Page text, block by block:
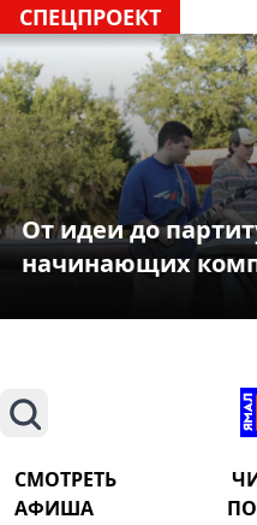
СПЕЦПРОЕКТ
От идеи до
начинающих
Поиск
СМОТРЕТЬ
АФИША